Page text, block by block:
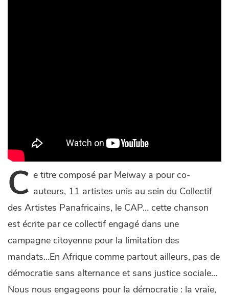
C e titre composé par Meiway a pour co-
auteurs, 11 artistes unis au sein du Collectif
des Artistes Panafricains, le CAP… cette chanson
est écrite par ce collectif engagé dans une
campagne citoyenne pour la limitation des
mandats…En Afrique comme partout ailleurs, pas de
démocratie sans alternance et sans justice sociale…
Nous nous engageons pour la démocratie : la vraie,